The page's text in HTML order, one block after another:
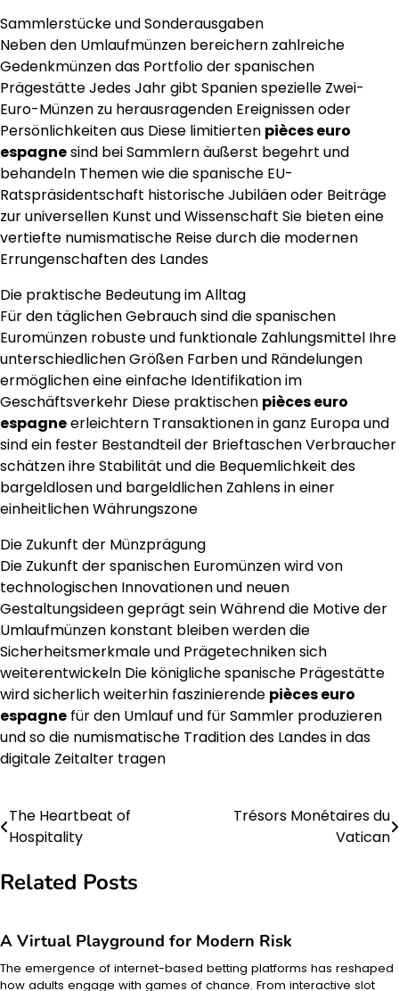
Sammlerstücke und Sonderausgaben
Neben den Umlaufmünzen bereichern zahlreiche
Gedenkmünzen das Portfolio der spanischen
Prägestätte Jedes Jahr gibt Spanien spezielle Zwei-
Euro-Münzen zu herausragenden Ereignissen oder
Persönlichkeiten aus Diese limitierten pièces euro
espagnesind bei Sammlern äußerst begehrt und
behandeln Themen wie die spanische EU-
Ratspräsidentschaft historische Jubiläen oder Beiträge
zur universellen Kunst und Wissenschaft Sie bieten eine
vertiefte numismatische Reise durch die modernen
Errungenschaften des Landes
Die praktische Bedeutung im Alltag
Für den täglichen Gebrauch sind die spanischen
Euromünzen robuste und funktionale Zahlungsmittel Ihre
unterschiedlichen Größen Farben und Rändelungen
ermöglichen eine einfache Identifikation im
Geschäftsverkehr Diese praktischen pièces euro
espagneerleichtern Transaktionen in ganz Europa und
sind ein fester Bestandteil der Brieftaschen Verbraucher
schätzen ihre Stabilität und die Bequemlichkeit des
bargeldlosen und bargeldlichen Zahlens in einer
einheitlichen Währungszone
Die Zukunft der Münzprägung
Die Zukunft der spanischen Euromünzen wird von
technologischen Innovationen und neuen
Gestaltungsideen geprägt sein Während die Motive der
Umlaufmünzen konstant bleiben werden die
Sicherheitsmerkmale und Prägetechniken sich
weiterentwickeln Die königliche spanische Prägestätte
wird sicherlich weiterhin faszinierende pièces euro
espagne für den Umlauf und für Sammler produzieren
und so die numismatische Tradition des Landes in das
digitale Zeitalter tragen
Post
navigation
The Heartbeat of
Hospitality
Trésors Monétaires du
Vatican
Related Posts
A Virtual Playground for Modern Risk
The emergence of internet-based betting platforms has reshaped
how adults engage with games of chance. From interactive slot